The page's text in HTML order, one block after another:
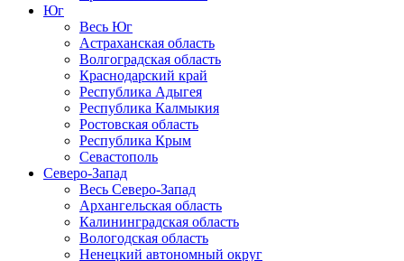
Юг
Весь Юг
Астраханская область
Волгоградская область
Краснодарский край
Республика Адыгея
Республика Калмыкия
Ростовская область
Республика Крым
Севастополь
Северо-Запад
Весь Северо-Запад
Архангельская область
Калининградская область
Вологодская область
Ненецкий автономный округ